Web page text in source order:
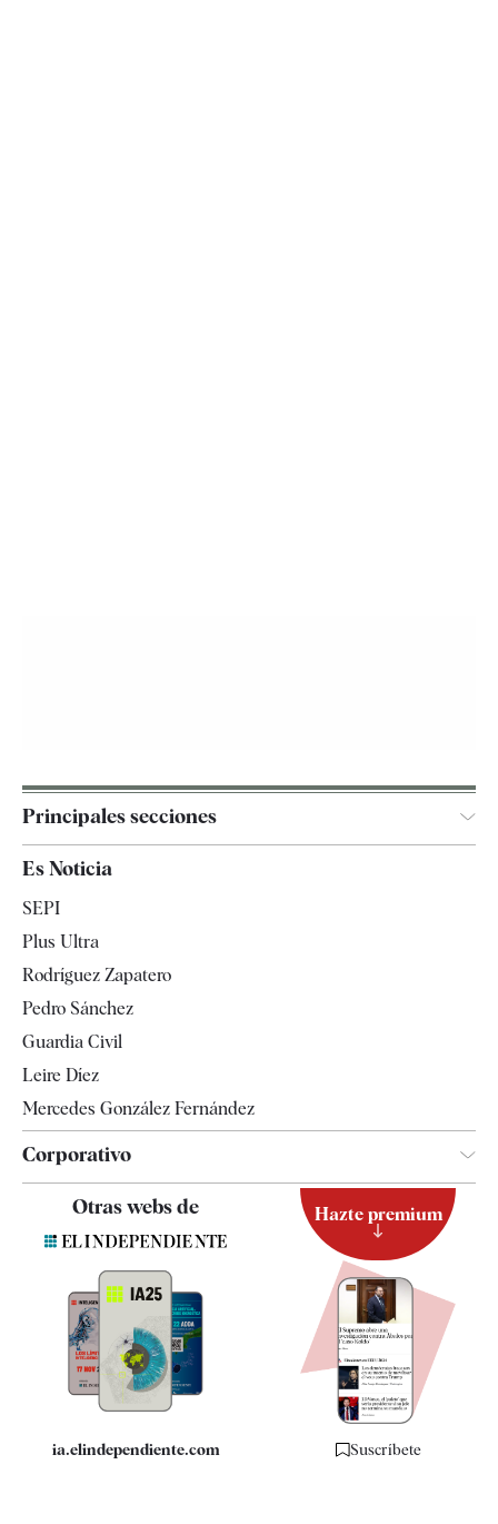
Principales secciones
España
Televisión
Es Noticia
SEPI
Plus Ultra
Rodríguez Zapatero
Pedro Sánchez
Guardia Civil
Leire Díez
Mercedes González Fernández
Corporativo
Contacto
Quiénes somos
Especificaciones
Otras webs de
ia.elindependiente.com
Hazte premium
Suscríbete